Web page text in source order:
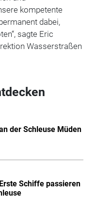
kompetente
dabei,
“, sagte Eric
Wasserstraßen
der Schleuse Müden
Schiffe passieren